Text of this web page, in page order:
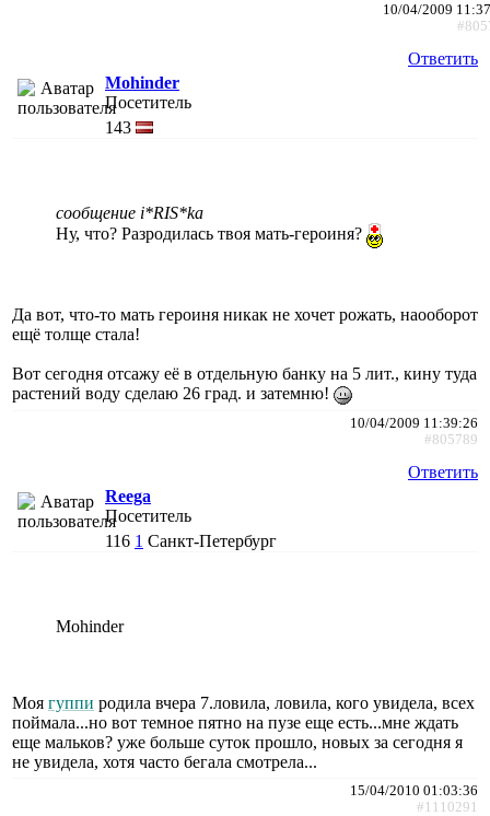
10/04/2009
Ответить
Mohinder
Посетитель
143
сообщение i*RIS*ka
Ну, что? Разродилась твоя мать-героиня?
Да вот, что-то мать героиня никак не хочет рожать, наооборот
ещё толще стала!
Вот сегодня отсажу её в отдельную банку на 5 лит., кину туда
растений воду сделаю 26 град. и затемню!
10/04/2009 11:39:26
#805789
Ответить
Reega
Посетитель
116 1 Санкт-Петербург
Mohinder
Моя гуппи родила вчера 7.ловила, ловила, кого увидела, всех
поймала...но вот темное пятно на пузе еще есть...мне ждать
еще мальков? уже больше суток прошло, новых за сегодня я
не увидела, хотя часто бегала смотрела...
15/04/2010 01:03:36
#1110291